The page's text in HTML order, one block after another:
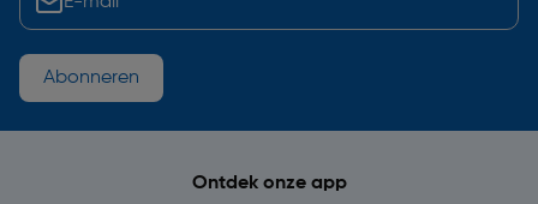
Abonneren
Ontdek onze app